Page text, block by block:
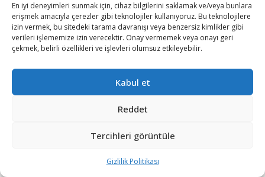
En iyi deneyimleri sunmak için, cihaz bilgilerini saklamak ve/veya bunlara
erişmek amacıyla çerezler gibi teknolojiler kullanıyoruz. Bu teknolojilere
izin vermek, bu sitedeki tarama davranışı veya benzersiz kimlikler gibi
verileri işlememize izin verecektir. Onay vermemek veya onayı geri
çekmek, belirli özellikleri ve işlevleri olumsuz etkileyebilir.
Kabul et
Reddet
Tercihleri görüntüle
Gizlilik Politikası
Japonya’nın payına düşecek olan 4 milyar yen (yaklaşık
25 milyon Euro) ödeneğin Diyet tarafından güvence
altına alınması için çalışmalar yürütecek.
İtalya ve İspanya’nın Eurofighter jetini ortaklaşa
geliştirdikleri dönemde de kurulmuştu.